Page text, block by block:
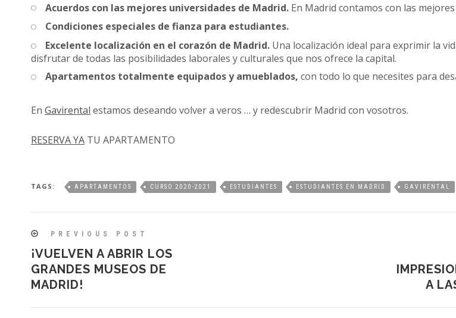
Acuerdos con las mejores universidades de Madrid. En Madrid contamos con las
Condiciones especiales de fianza para estudiantes.
Excelente localización en el corazón de Madrid. Una localización ideal para exprimir la
disfrutar de todas las posibilidades laborales y culturales que nos ofrece la capital.
Apartamentos totalmente equipados y amueblados, con todo lo que necesites para
En Gavirental estamos deseando volver a veros … y redescubrir Madrid con vosotros.
RESERVA YA TU APARTAMENTO
TAGS: APARTAMENTOS CURSO 2020-2021 ESTUDIANTES ESTUDIANTES EN MADRID GAVIRENTAL
PREVIOUS POST
¡VUELVEN A ABRIR LOS
GRANDES MUSEOS DE
MADRID!
A